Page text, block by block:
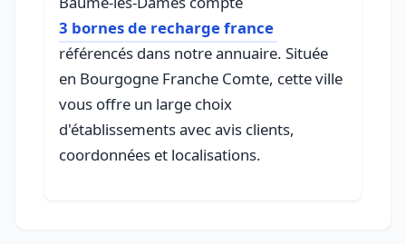
3 bornes de recharge france
référencés dans notre annuaire. Située
en Bourgogne Franche Comte, cette ville
vous offre un large choix
d'établissements avec avis clients,
coordonnées et localisations.